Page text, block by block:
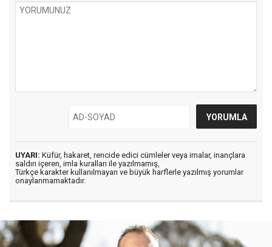
UYARI: Küfür, hakaret, rencide edici cümleler veya imalar, inançlara
saldırı içeren, imla kuralları ile yazılmamış,
Türkçe karakter kullanılmayan ve büyük harflerle yazılmış yorumlar
onaylanmamaktadır.